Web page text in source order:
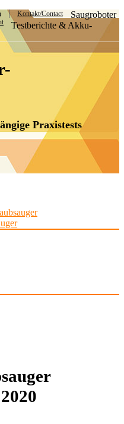
Kontakt/Contact
Saugroboter
Testberichte & Akku-
Praxistests